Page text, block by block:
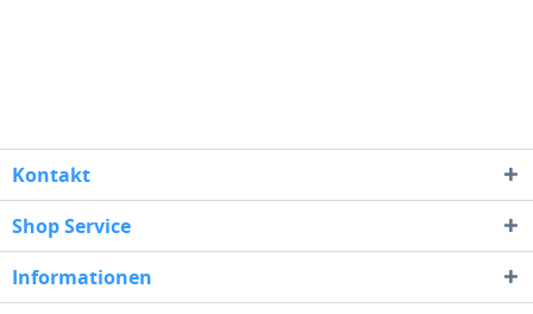
Kontakt
Shop Service
Informationen